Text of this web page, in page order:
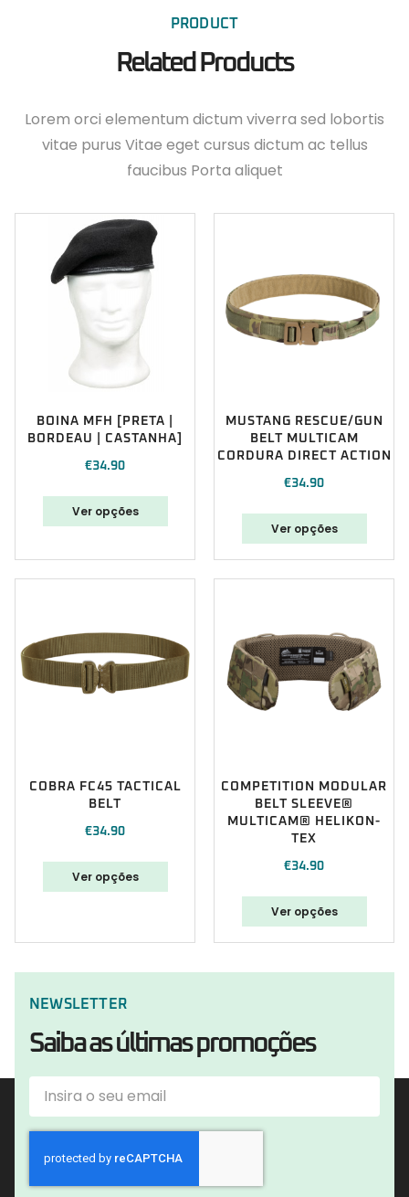
PRODUCT
Related Products
Lorem orci elementum dictum viverra sed lobortis
vitae purus Vitae eget cursus dictum ac tellus
faucibus Porta aliquet
BOINA MFH [PRETA |
BORDEAU | CASTANHA]
€34.90
Ver opções
MUSTANG RESCUE/GUN
BELT MULTICAM
CORDURA DIRECT ACTION
€34.90
Ver opções
COBRA FC45 TACTICAL
BELT
€34.90
Ver opções
COMPETITION MODULAR
BELT SLEEVE®
MULTICAM® HELIKON-
TEX
€34.90
Ver opções
NEWSLETTER
Saiba as últimas promoções